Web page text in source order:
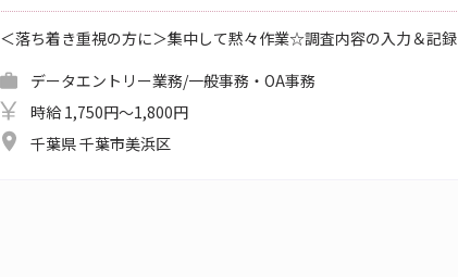
＜落ち着き重視の方に＞集中して黙々作業☆調査内容の入力＆記録
データエントリー業務/一般事務・OA事務
時給 1,750円～1,800円
千葉県 千葉市美浜区